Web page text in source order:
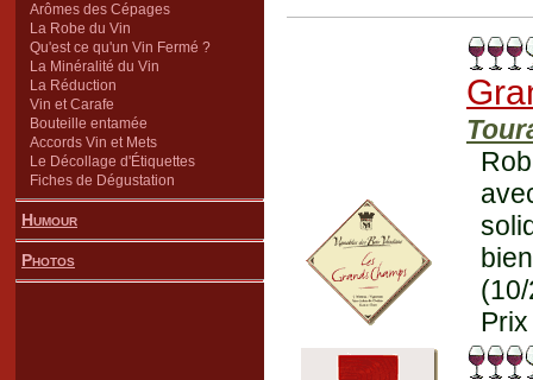
Arômes des Cépages
La Robe du Vin
Qu'est ce qu'un Vin Fermé ?
La Minéralité du Vin
La Réduction
Vin et Carafe
Bouteille entamée
Accords Vin et Mets
Le Décollage d'Étiquettes
Fiches de Dégustation
Humour
Photos